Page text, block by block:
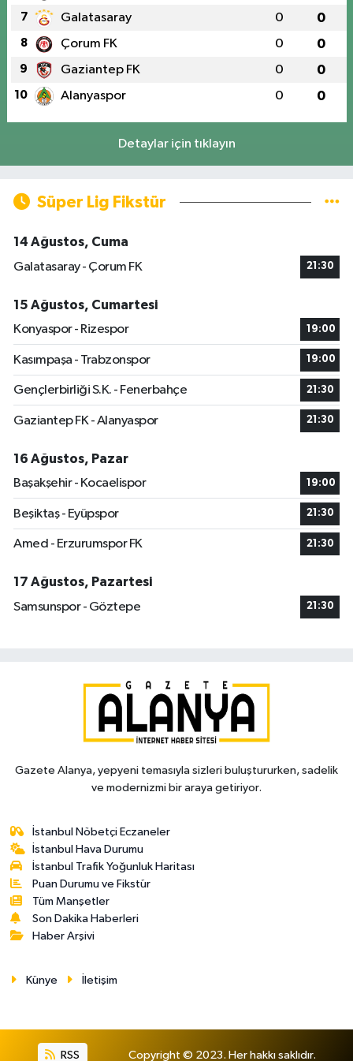
7 Galatasaray 0 0
8 Çorum FK 0 0
9 Gaziantep FK 0 0
10 Alanyaspor 0 0
Detaylar için tıklayın
Süper Lig Fikstür
14 Ağustos, Cuma
Galatasaray - Çorum FK
21:30
15 Ağustos, Cumartesi
Konyaspor - Rizespor
19:00
Kasımpaşa - Trabzonspor 19:00
Gençlerbirliği S.K. - Fenerbahçe 21:30
Gaziantep FK - Alanyaspor 21:30
16 Ağustos, Pazar
Başakşehir - Kocaelispor
19:00
Beşiktaş - Eyüpspor 21:30
Amed - Erzurumspor FK 21:30
17 Ağustos, Pazartesi
Samsunspor - Göztepe
21:30
Gazete Alanya, yepyeni temasıyla sizleri buluştururken, sadelik
ve modernizmi bir araya getiriyor.
İstanbul Nöbetçi Eczaneler
İstanbul Hava Durumu
İstanbul Trafik Yoğunluk Haritası
Puan Durumu ve Fikstür
Tüm Manşetler
Son Dakika Haberleri
Haber Arşivi
Künye İletişim
RSS Copyright © 2023. Her hakkı saklıdır.